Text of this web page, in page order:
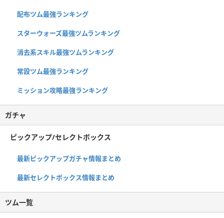
配布ツム最強ランキング
スターウォーズ最強ツムランキング
消去系スキル最強ツムランキング
常設ツム最強ランキング
ミッション攻略最強ランキング
ガチャ
ピックアップ/セレクトボックス
最新ピックアップガチャ情報まとめ
最新セレクトボックス情報まとめ
ツム一覧